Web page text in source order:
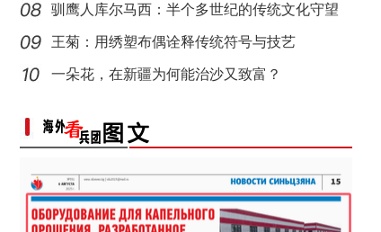
驯鹰人库尔马西：半个多世纪的传统文化守望
王菊：用绣塑布偶诠释传统符号与技艺
一朵花，在新疆为何能治沙又致富？